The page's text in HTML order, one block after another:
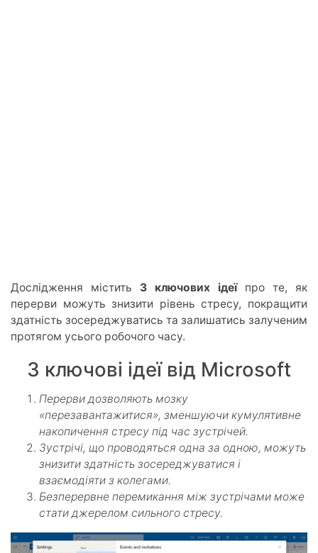
Дослідження містить 3 ключових ідеїпро те, як
перерви можуть знизити рівень стресу, покращити
здатність зосереджуватись та залишатись залученим
протягом усього робочого часу.
3 ключові ідеї від Microsoft
Перерви дозволяють мозку
«перезавантажитися», зменшуючи кумулятивне
накопичення стресу під час зустрічей.
Зустрічі, що проводяться одна за одною, можуть
знизити здатність зосереджуватися і
взаємодіяти з колегами.
Безперервне перемикання між зустрічами може
стати джерелом сильного стресу.